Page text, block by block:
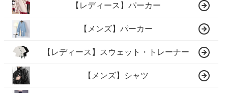
【レディース】パーカー
【メンズ】パーカー
【レディース】スウェット・トレーナー
【メンズ】シャツ